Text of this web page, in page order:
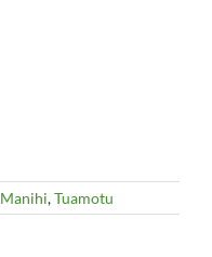
Manihi,Tuamotu